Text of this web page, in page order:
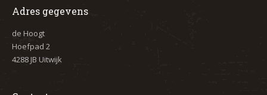
Adres gegevens
de Hoogt
Hoefpad 2
4288 JB Uitwijk